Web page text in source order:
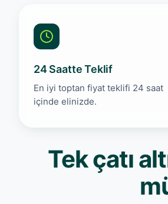
24 Saatte Teklif
En iyi toptan fiyat teklifi 24 saat
içinde elinizde.
Tek çatı